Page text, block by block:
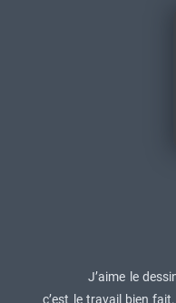
J’aime le
c’est le travail bien